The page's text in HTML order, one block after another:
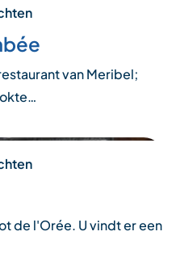
van Meribel;
de l'Orée. U vindt er een